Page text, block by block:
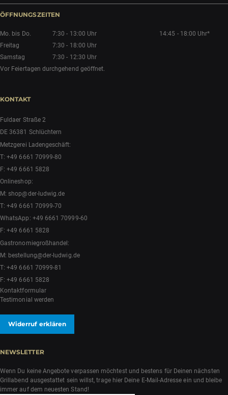
ÖFFNUNGSZEITEN
Mo. bis Do. 7:30 - 13:00 Uhr
14:45 - 18:00 Uhr*
Freitag
7:30 - 18:00 Uhr
Samstag
7:30 - 12:30 Uhr
Vor Feiertagen durchgehend geöffnet.
KONTAKT
Fuldaer Straße 2
DE 36381 Schlüchtern
Metzgerei Ladengeschäft:
T:+49 6661 70999-80
F: +49 6661 5828
Onlineshop:
M:shop@der-ludwig.de
T:+49 6661 70999-70
WhatsApp: +49 6661 70999-60
F: +49 6661 5828
Gastronomiegroßhandel:
M: bestellung@der-ludwig.de
T:+49 6661 70999-81
F: +49 6661 5828
Kontaktformular
Testimonial werden
Widerruf erklären
NEWSLETTER
Wenn Du keine Angebote verpassen möchtest und bestens für Deinen nächsten
Grillabend ausgestattet sein willst, trage hier Deine E-Mail-Adresse ein und bleibe
immer auf dem neuesten Stand!